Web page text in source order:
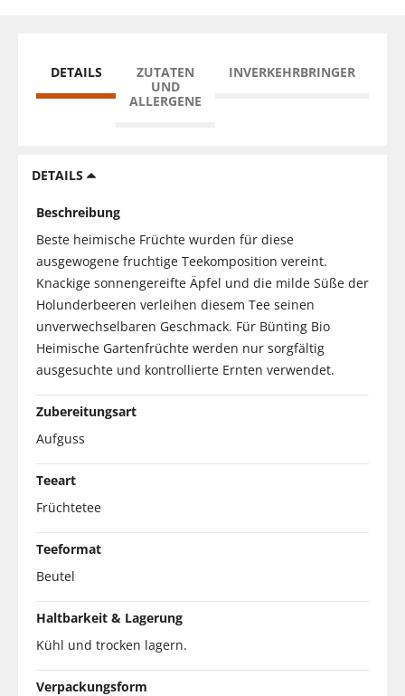
DETAILS
ZUTATEN
UND
ALLERGENE
INVERKEHRBRINGER
DETAILS
Beschreibung
Beste heimische Früchte wurden für diese
ausgewogene fruchtige Teekomposition vereint.
Knackige sonnengereifte Äpfel und die milde Süße der
Holunderbeeren verleihen diesem Tee seinen
unverwechselbaren Geschmack. Für Bünting Bio
Heimische Gartenfrüchte werden nur sorgfältig
ausgesuchte und kontrollierte Ernten verwendet.
Zubereitungsart
Aufguss
Teeart
Früchtetee
Teeformat
Beutel
Haltbarkeit & Lagerung
Kühl und trocken lagern.
Verpackungsform